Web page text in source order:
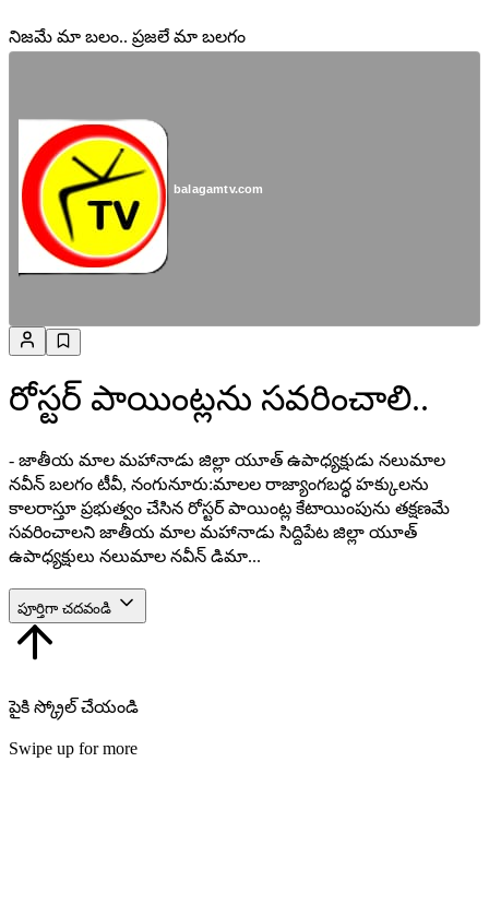
నిజమే మా బలం.. ప్రజలే మా బలగం
balagamtv.com
రోస్టర్ పాయింట్లను సవరించాలి..
- జాతీయ మాల మహానాడు జిల్లా యూత్ ఉపాధ్యక్షుడు నలుమాల
నవీన్ బలగం టీవీ, నంగునూరు:మాలల రాజ్యాంగబద్ధ హక్కులను
కాలరాస్తూ ప్రభుత్వం చేసిన రోస్టర్ పాయింట్ల కేటాయింపును తక్షణమే
సవరించాలని జాతీయ మాల మహానాడు సిద్దిపేట జిల్లా యూత్
ఉపాధ్యక్షులు నలుమాల నవీన్ డిమా...
పూర్తిగా చదవండి
పైకి స్క్రోల్ చేయండి
Swipe up for more